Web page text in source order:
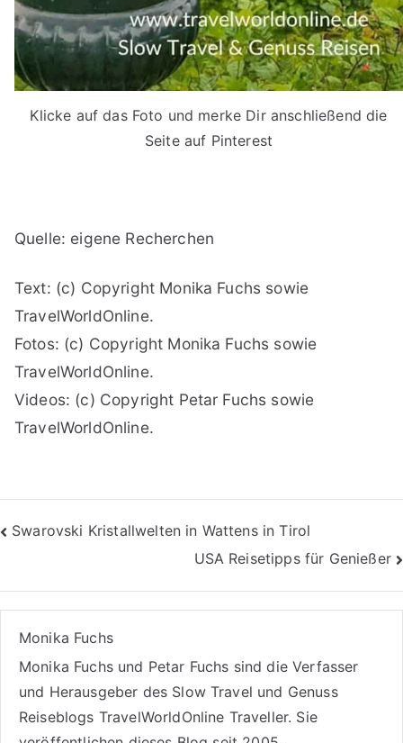
Klicke auf das Foto und merke Dir anschließend die
Seite auf Pinterest
Quelle: eigene Recherchen
Text: (c) Copyright Monika Fuchs sowie
TravelWorldOnline.
Fotos: (c) Copyright Monika Fuchs sowie
TravelWorldOnline.
Videos: (c) Copyright Petar Fuchs sowie
TravelWorldOnline.
Beitragsnavigation
Swarovski Kristallwelten in Wattens in Tirol
USA Reisetipps für Genießer
Monika Fuchs
Monika Fuchs und Petar Fuchs sind die Verfasser
und Herausgeber des Slow Travel und Genuss
Reiseblogs TravelWorldOnline Traveller. Sie